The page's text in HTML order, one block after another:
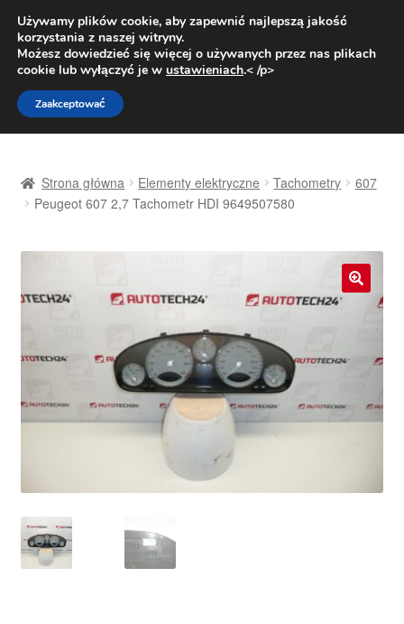
DOSTAWA od 31 zł
Pn.-pt. 9:00-16:00800 003 167
Przejdź
do
nawigacji
Przejdź
do
treści
Dostawa
Kontakt
Procedura reklamacyjna
Strona główna Elementy elektryczne Tachometry
607
Peugeot 607 2,7 Tachometr HDI 9649507580
Używamy plików cookie, aby zapewnić najlepszą jakość
korzystania z naszej witryny.
Możesz dowiedzieć się więcej o używanych przez nas plikach
cookie lub wyłączyć je w ustawieniach.< /p>
Zaakceptować